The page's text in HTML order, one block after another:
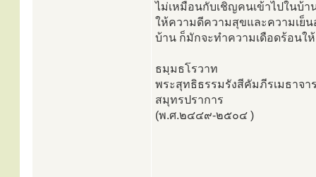
ไม่เหมือนกับเชิญคนเข้าไปในบ้า
ให้ความดีความสุขและความเย็
บ้าน ก็มักจะทำความเดือดร้อนให้
ธมฺมธโรวาท
พระสุทธิธรรมรังสีคัมภีรเมธาจา
สมุทรปราการ
(พ.ศ.๒๔๔๙-๒๕๐๔ )